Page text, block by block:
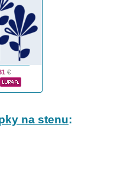
€
na stenu: